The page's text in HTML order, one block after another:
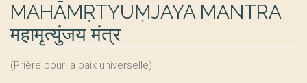
MAHĀMṚTYUṂJAYA MANTRA
महामृत्युंजय मंत्र
(Prière pour la paix universelle)